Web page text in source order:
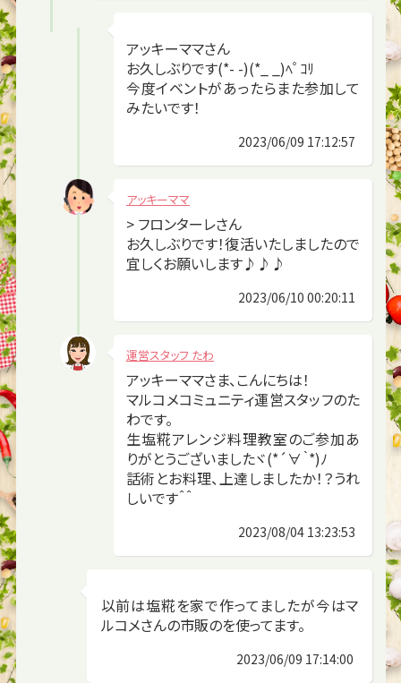
アッキーママさん
お久しぶりです(*- -)(*_ _)ﾍﾟｺﾘ
今度イベントがあったらまた参加して
みたいです！
2023/06/09 17:12:57
アッキーママ
> フロンターレさん
お久しぶりです！復活いたしましたので
宜しくお願いします♪♪♪
2023/06/10 00:20:11
運営スタッフ たわ
アッキーママさま、こんにちは！
マルコメコミュニティ運営スタッフのた
わです。
生塩糀アレンジ料理教室のご参加あ
りがとうございましたヾ(*´∀｀*)ﾉ
話術とお料理、上達しましたか！？うれ
しいです＾＾
2023/08/04 13:23:53
以前は塩糀を家で作ってましたが今はマ
ルコメさんの市販のを使ってます。
2023/06/09 17:14:00